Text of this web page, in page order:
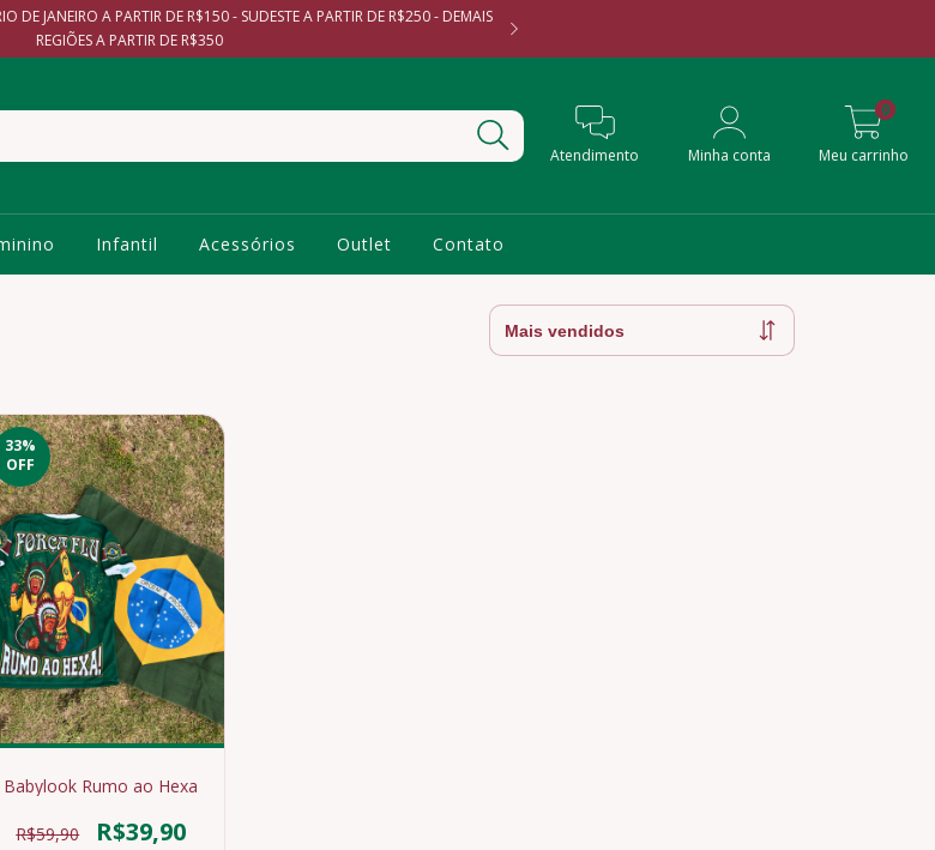
DE JANEIRO A PARTIR DE R$150 - SUDESTE A PARTIR DE R$250 - DEMAIS
REGIÕES A PARTIR DE R$350
Atendimento Minha conta Meu carrinho
0
Infantil Acessórios Outlet Contato
33%
OFF
Babylook Rumo ao Hexa
R$59,90 R$39,90